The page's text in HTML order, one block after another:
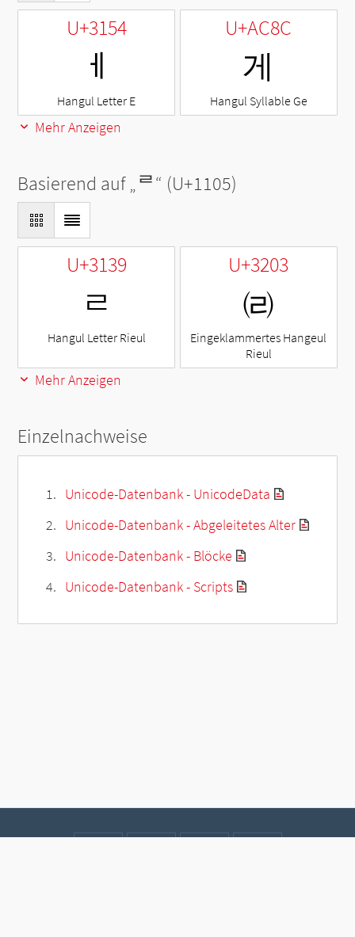
U+3154
ㅔ
Hangul Letter E
U+AC8C
게
Hangul Syllable Ge
Mehr Anzeigen
Basierend auf „ᄅ“ (U+1105)
U+3139
ㄹ
Hangul Letter Rieul
U+3203
㈃
Eingeklammertes Hangeul
Rieul
Mehr Anzeigen
Einzelnachweise
Unicode-Datenbank - UnicodeData
Unicode-Datenbank - Abgeleitetes Alter
Unicode-Datenbank - Blöcke
Unicode-Datenbank - Scripts